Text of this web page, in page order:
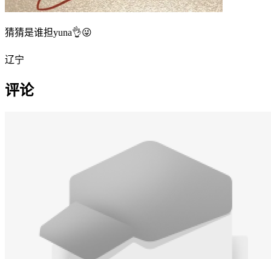
猜猜是谁担yuna👌😜
辽宁
评论